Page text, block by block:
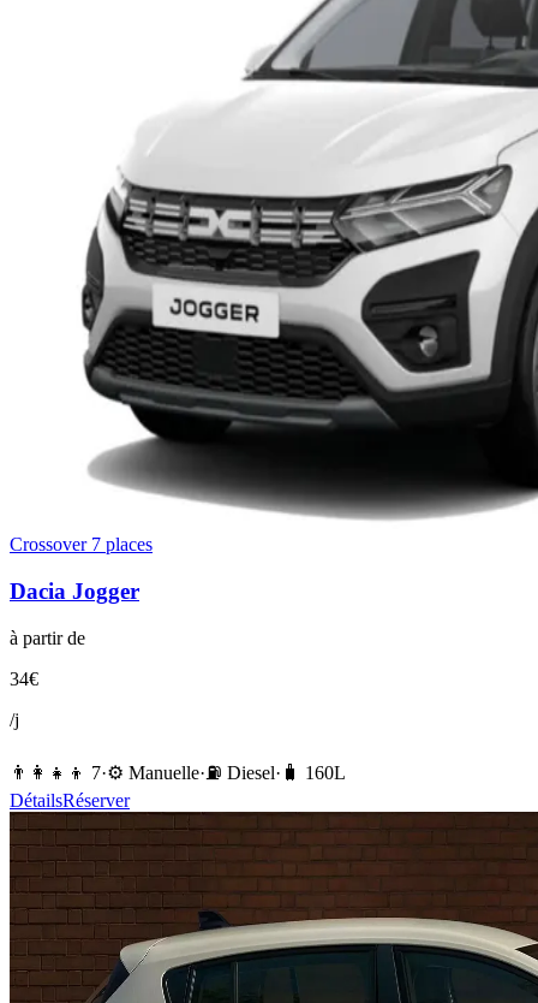
Crossover 7 places
Dacia Jogger
à partir de
34€
/j
👨‍👩‍👧‍👦 7·⚙️ Manuelle·⛽️ Diesel· 🧳 160L
DétailsRéserver